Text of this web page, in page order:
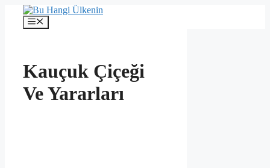
İçeriğe
Menü
Kauçuk Çiçeği
Ve Yararları